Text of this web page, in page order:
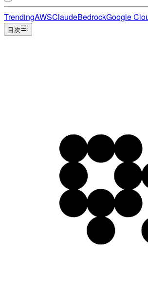
TrendingAWSClaudeBedrockGoogle
目次